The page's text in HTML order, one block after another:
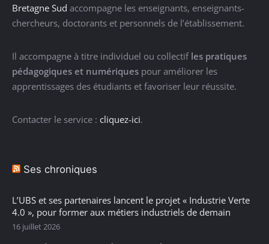
Bretagne Sud accompagne les enseignants, enseignants-
chercheurs, doctorants et personnels de l’établissement.
Il accompagne à titre individuel ou collectif les pratiques
pédagogiques et numériques pour améliorer les
apprentissages des étudiants et favoriser leur réussite.
Contacter le service : cliquez-ici.
Ses chroniques
L’UBS et ses partenaires lancent le projet « Industrie Verte
4.0 », pour former aux métiers industriels de demain
16 juillet 2026